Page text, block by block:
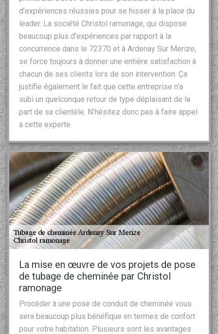
d’expériences réussies pour se hisser à la place du
leader. La société Christol ramonage, qui dispose
beaucoup plus d’expériences par rapport à la
concurrence dans le 72370 et à Ardenay Sur Merize,
se force toujours à donner une entière satisfaction à
chacun de ses clients lors de son intervention. Ça
justifie également le fait que cette entreprise n’a
subi un quelconque retour de type déplaisant de la
part de sa clientèle. N’hésitez donc pas à faire appel
à cette experte.
La mise en œuvre de vos projets de pose
de tubage de cheminée par Christol
ramonage
Procéder à une pose de conduit de cheminée vous
sera beaucoup plus bénéfique en termes de confort
pour votre habitation. Plusieurs sont les avantages